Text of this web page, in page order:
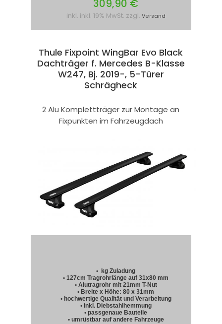
309,90 €
inkl. inkl. 19% MwSt. zzgl. Versand
Thule Fixpoint WingBar Evo Black
Dachträger f. Mercedes B-Klasse
W247, Bj. 2019-, 5-Türer
Schrägheck
2 Alu Komplettträger zur Montage an
Fixpunkten im Fahrzeugdach
• kg Zuladung
• 127cm Tragrohrlänge auf 31x80 mm
• Alutragrohr mit 21mm T-Nut
• Breite x Höhe: 80 x 31mm
• hochwertige Qualität und Verarbeitung
• inkl. Diebstahlhemmung
• passgenaue Bauteile
• umrüstbar auf andere Fahrzeuge